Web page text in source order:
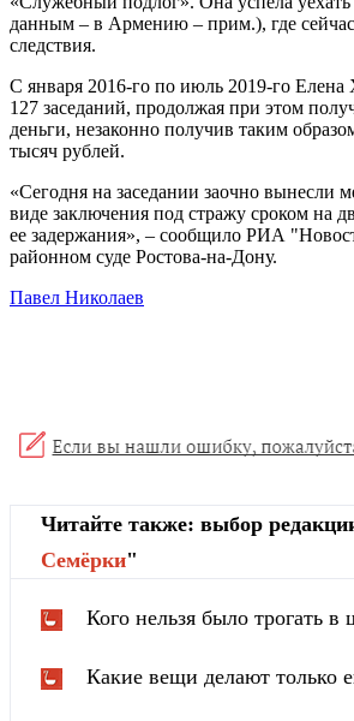
данным – в Армению – прим.), где сейчас
следствия.
С января 2016-го по июль 2019-го Елена
127 заседаний, продолжая при этом
деньги, незаконно получив таким
тысяч рублей.
«Сегодня на заседании заочно вынесли
виде заключения под стражу сроком на
ее задержания», – сообщило РИА
районном суде Ростова-на-Дону.
Павел Николаев
Читайте также: выбор
Cемёрки"
Кого нельзя было трогать в
Какие вещи делают только